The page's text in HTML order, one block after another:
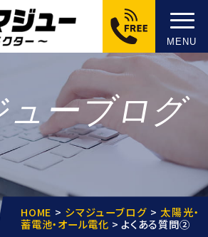
MENU
ューブログ
HOME > シマジューブログ > 太陽光・
蓄電池・オール電化 >よくある質問②